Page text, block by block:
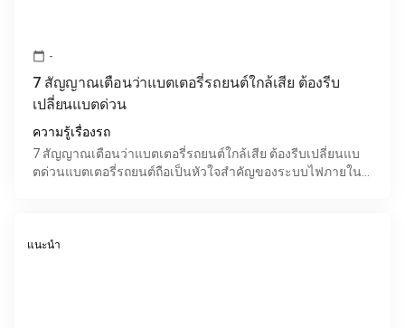
calendar_today -
7 สัญญาณเตือนว่าแบตเตอรี่รถยนต์ใกล้เสีย ต้องรีบ
เปลี่ยนแบตด่วน
ความรู้เรื่องรถ
7 สัญญาณเตือนว่าแบตเตอรี่รถยนต์ใกล้เสีย ต้องรีบเปลี่ยนแบ
ตด่วนแบตเตอรี่รถยนต์ถือเป็นหัวใจสำคัญของระบบไฟภายใน
แนะนำ